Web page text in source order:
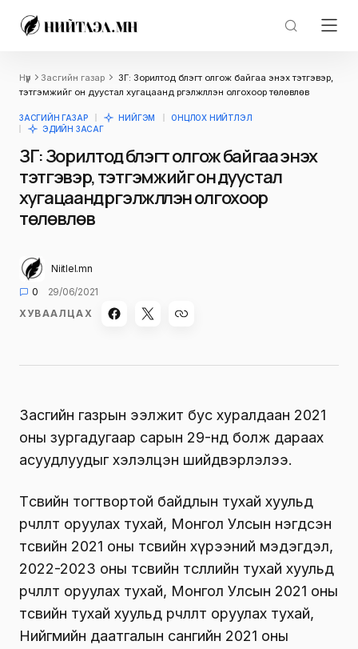
Нүүр Засгийн газар
ЗГ: Зорилтод бүлэгт олгож байгаа энэхүү тэтгэвэр,
тэтгэмжийг он дуустал хугацаанд үргэлжлүүлэн олгохоор төлөвлөв
ЗАСГИЙН ГАЗАР НИЙГЭМ
ОНЦЛОХ НИЙТЛЭЛ
ЭДИЙН ЗАСАГ
ЗГ: Зорилтод бүлэгт олгож байгаа энэхүү
тэтгэвэр, тэтгэмжийг он дуустал
хугацаанд үргэлжлүүлэн олгохоор
төлөвлөв
Niitlel.mn
0
29/06/2021
ХУВААЛЦАХ
Засгийн газрын ээлжит бус хуралдаан 2021
оны зургадугаар сарын 29-нд болж дараах
асуудлуудыг хэлэлцэн шийдвэрлэлээ.
Төсвийн тогтвортой байдлын тухай хуульд
өөрчлөлт оруулах тухай, Монгол Улсын нэгдсэн
төсвийн 2021 оны төсвийн хүрээний мэдэгдэл,
2022-2023 оны төсвийн төсөөллийн тухай хуульд
өөрчлөлт оруулах тухай, Монгол Улсын 2021 оны
төсвийн тухай хуульд өөрчлөлт оруулах тухай,
Нийгмийн даатгалын сангийн 2021 оны